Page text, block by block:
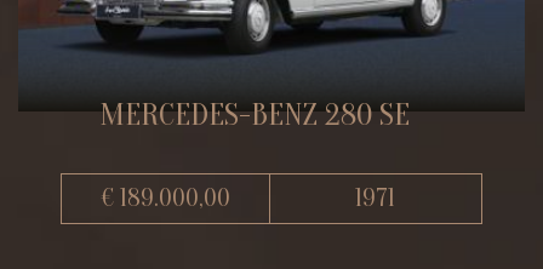
MERCEDES-BENZ 280 SE
€ 189.000,00 1971